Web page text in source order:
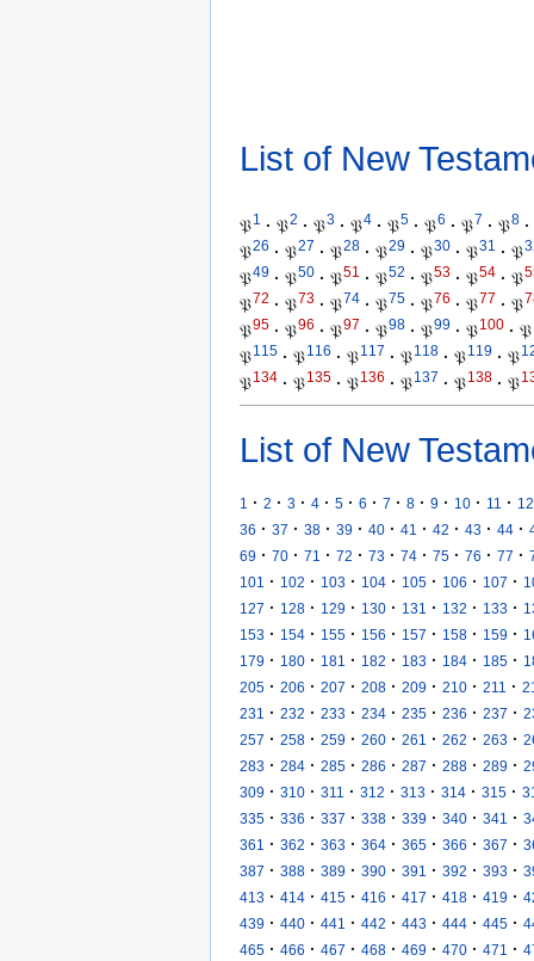
List of New
𝔓1 · 𝔓2 · 𝔓3 · 𝔓4 · 𝔓5 · 𝔓6 · 𝔓7 · 𝔓8 ·
𝔓26 · 𝔓27 · 𝔓28 · 𝔓29 · 𝔓30 · 𝔓31 · 𝔓
𝔓49 · 𝔓50 · 𝔓51 · 𝔓52 · 𝔓53 · 𝔓54 · 𝔓
𝔓72 · 𝔓73 · 𝔓74 · 𝔓75 · 𝔓76 · 𝔓77 · 𝔓
𝔓95 · 𝔓96 · 𝔓97 · 𝔓98 · 𝔓99 · 𝔓100 · 𝔓
𝔓115 · 𝔓116 · 𝔓117 · 𝔓118 · 𝔓119 · 𝔓
𝔓134 · 𝔓135 · 𝔓136 · 𝔓137 · 𝔓138 · 𝔓
List of New
1 · 2 · 3 · 4 · 5 · 6 · 7 · 8 · 9 · 10 · 11 · 12
36 · 37 · 38 · 39 · 40 · 41 · 42 · 43 · 44 ·
69 · 70 · 71 · 72 · 73 · 74 · 75 · 76 · 77 ·
101
· 102 · 103 · 104 · 105 · 106 · 107 ·
127 · 128 · 129 · 130 · 131 · 132 · 133 ·
153 · 154 · 155 · 156 · 157 · 158 · 159 ·
179 · 180 · 181 · 182 · 183 · 184 · 185 ·
205 · 206 · 207 · 208 · 209 · 210 · 211 ·
231
· 232 · 233 · 234 · 235 · 236 · 237 ·
257 · 258 · 259 · 260 · 261 · 262 · 263 ·
283 · 284 · 285 · 286 · 287 · 288 · 289 ·
309 · 310 · 311 · 312 · 313 · 314 · 315 ·
335 · 336 · 337 · 338 · 339 · 340 · 341 ·
361
· 362 · 363 · 364 · 365 · 366 · 367 ·
387 · 388 · 389 · 390 · 391 · 392 · 393 ·
413 · 414 · 415 · 416 · 417 · 418 · 419 ·
439 · 440 · 441 · 442 · 443 · 444 · 445 ·
465 · 466 · 467 · 468 · 469 · 470 · 471 ·